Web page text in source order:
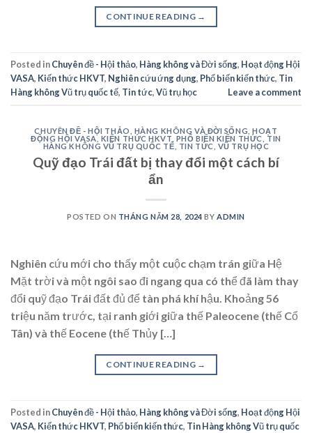
CONTINUE READING →
Posted inChuyên đề - Hội thảo, Hàng không và Đời sống, Hoạt động Hội
VASA, Kiến thức HKVT, Nghiên cứu ứng dụng, Phổ biến kiến thức, Tin
Hàng không Vũ trụ quốc tế, Tin tức,Vũ trụ học Leave a comment
CHUYÊN ĐỀ - HỘI THẢO HÀNG KHÔNG VÀ ĐỜI SỐNG ,HOẠT
ĐỘNG HỘI VASA, KIẾN THỨC HKVT PHỔ BIẾN KIẾN THỨC
TIN
HÀNG KHÔNG VŨ TRỤ QUỐC TẾ
TIN TỨC VŨ TRỤ HỌC
Quỹ đạo Trái đất bị thay đổi một cách bí
ẩn
POSTED ON THÁNG NĂM 28, 2024 BYADMIN
Nghiên cứu mới cho thấy một cuộc chạm trán giữa Hệ
Mặt trời và một ngôi sao đi ngang qua có thể đã làm thay
đổi quỹ đạo Trái đất đủ để tàn phá khí hậu. Khoảng 56
triệu năm trước, tại ranh giới giữa thế Paleocene (thế Cổ
Tân) và thế Eocene (thế Thủy […]
CONTINUE READING →
Posted inChuyên đề - Hội thảo, Hàng không và Đời sống, Hoạt động Hội
VASA, Kiến thức HKVT, Phổ biến kiến thức, Tin Hàng không Vũ trụ quốc